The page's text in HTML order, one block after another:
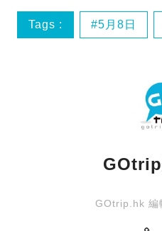
Tags : 5月8日
GOtrip.hk 編